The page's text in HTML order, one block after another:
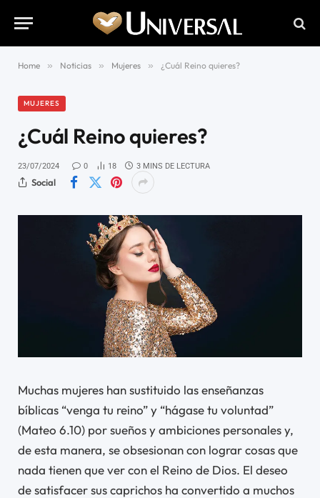
Home » Noticias » Mujeres » ¿Cuál Reino quieres?
MUJERES
¿Cuál Reino quieres?
23/07/2024 0 18 3 MINS DE LECTURA
Social
Muchas mujeres han sustituido las enseñanzas
bíblicas “venga tu reino” y “hágase tu voluntad”
(Mateo 6.10) por sueños y ambiciones personales y,
de esta manera, se obsesionan con lograr cosas que
nada tienen que ver con el Reino de Dios. El deseo
de satisfacer sus caprichos ha convertido a muchos